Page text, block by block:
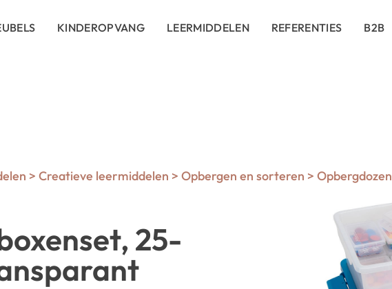
KINDEROPVANG LEERMIDDELEN REFERENTIES B2B
> Creatieve leermiddelen > Opbergen en sorteren > Opbergdozen
25-